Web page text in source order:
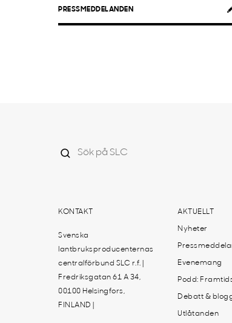
PRESSMEDDELANDEN
KONTAKT
Svenska
lantbruksproducenternas
centralförbund SLC r.f. |
Fredriksgatan 61 A 34,
00100 Helsingfors,
FINLAND |
AKTUELLT
Nyheter
Evenemang
Podd:
Debatt &
Utlåtanden